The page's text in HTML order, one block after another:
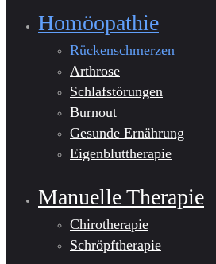
Homöopathie
Rückenschmerzen
Arthrose
Schlafstörungen
Burnout
Gesunde Ernährung
Eigenbluttherapie
Manuelle Therapie
Chirotherapie
Schröpftherapie